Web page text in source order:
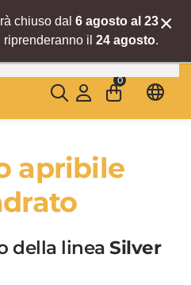
0
apribile
della linea Silver
×
chiuso dal 6 agosto al 23
il 24 agosto.